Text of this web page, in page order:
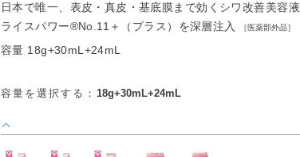
日本で唯一、表皮・真皮・基底膜まで効くシワ改善美容液
ライスパワー®No.11＋（プラス）を深層注入
［医薬部外品］
容量 18g+30mL+24mL
容量を選択する： 18g+30mL+24mL